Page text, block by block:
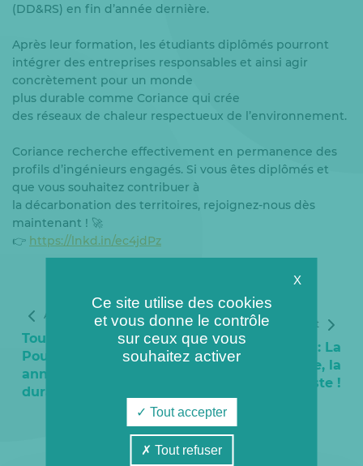
(DD&RS) en fin d’année dernière.
Après leur formation, les étudiants diplômés pourront
intégrer des entreprises responsables et ainsi agir
concrètement pour un monde
plus durable comme Coriance qui crée
des réseaux de chaleur respectueux de l’environnement.
Coriance recherche effectivement en permanence des
profils d’ingénieurs engagés. Si vous êtes diplômés et
que vous souhaitez contribuer à
la décarbonation des territoires, rejoignez-nous dès
maintenant ! 🚀
👉 https://lnkd.in/ec4jdPz
Article précédent
Toulouse Demain :
Pour une nouvelle
année encore plus
durable !
Article suivant
Toulouse : La
flamme (y) passe, la
chaleur (y) reste !
X
Ce site utilise des cookies
et vous donne le contrôle
sur ceux que vous
souhaitez activer
Tout accepter
Tout refuser